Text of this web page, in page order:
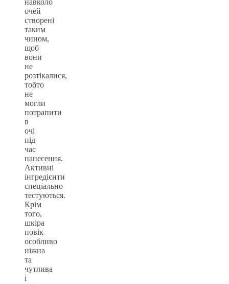
очей
створені
таким
чином,
щоб
вони
не
розтікалися,
тобто
не
могли
потрапити
в
очі
під
час
нанесення.
Активні
інгредієнти
спеціально
тестуються.
Крім
того,
шкіра
повік
особливо
ніжна
та
чутлива
і